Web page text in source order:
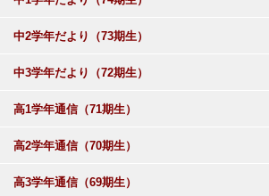
中2学年だより（73期生）
中3学年だより（72期生）
高1学年通信（71期生）
高2学年通信（70期生）
高3学年通信（69期生）